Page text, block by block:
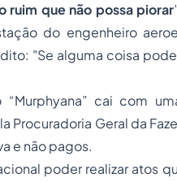
ruim que não possa piorar
do engenheiro
"Se alguma coisa
cai com
Geral da
e não pagos.
poder realizar atos